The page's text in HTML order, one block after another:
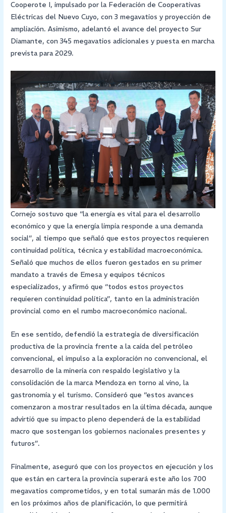
Cooperote I, impulsado por la Federación de Cooperativas
Eléctricas del Nuevo Cuyo, con 3 megavatios y proyección de
ampliación. Asimismo, adelantó el avance del proyecto Sur
Diamante, con 345 megavatios adicionales y puesta en marcha
prevista para 2029.
Cornejo sostuvo que “la energía es vital para el desarrollo
económico y que la energía limpia responde a una demanda
social”, al tiempo que señaló que estos proyectos requieren
continuidad política, técnica y estabilidad macroeconómica.
Señaló que muchos de ellos fueron gestados en su primer
mandato a través de Emesa y equipos técnicos
especializados, y afirmó que “todos estos proyectos
requieren continuidad política”, tanto en la administración
provincial como en el rumbo macroeconómico nacional.
En ese sentido, defendió la estrategia de diversificación
productiva de la provincia frente a la caída del petróleo
convencional, el impulso a la exploración no convencional, el
desarrollo de la minería con respaldo legislativo y la
consolidación de la marca Mendoza en torno al vino, la
gastronomía y el turismo. Consideró que “estos avances
comenzaron a mostrar resultados en la última década, aunque
advirtió que su impacto pleno dependerá de la estabilidad
macro que sostengan los gobiernos nacionales presentes y
futuros”.
Finalmente, aseguró que con los proyectos en ejecución y los
que están en cartera la provincia superará este año los 700
megavatios comprometidos, y en total sumarán más de 1.000
en los próximos años de planificación, lo que permitirá